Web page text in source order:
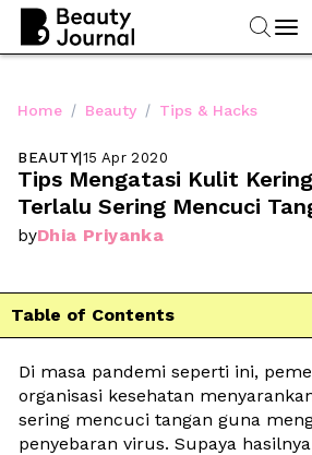
Home / Beauty / Tips & Hacks
BEAUTY|15 Apr 2020
Tips Mengatasi Kulit
Terlalu Sering Mencuci
byDhia Priyanka
Table of Contents
Di masa pandemi seperti ini,
organisasi kesehatan
sering mencuci tangan guna
penyebaran virus. Supaya